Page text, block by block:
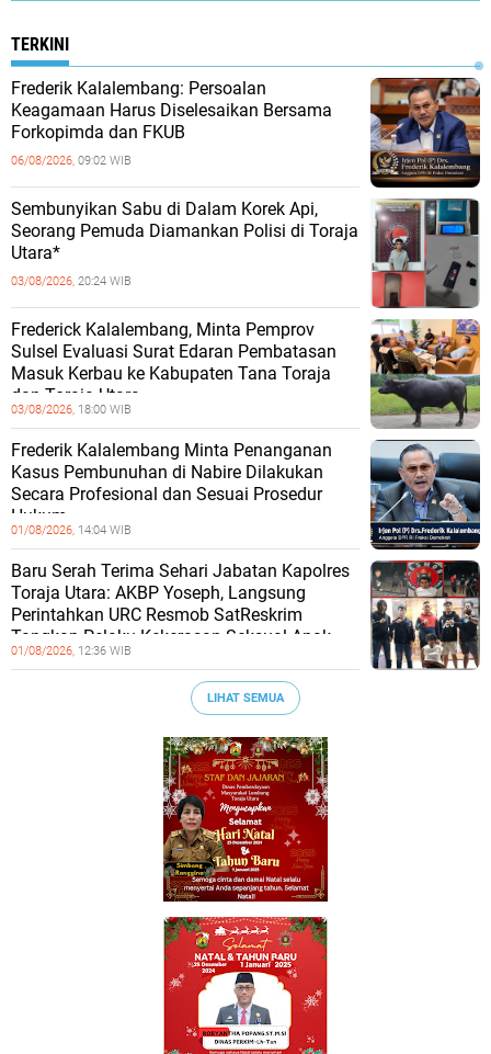
TERKINI
Frederik Kalalembang: Persoalan
Keagamaan Harus Diselesaikan Bersama
Forkopimda dan FKUB
06/08/2026, 09:02 WIB
Sembunyikan Sabu di Dalam Korek Api,
Seorang Pemuda Diamankan Polisi di Toraja
Utara*
03/08/2026, 20:24 WIB
Frederick Kalalembang, Minta Pemprov
Sulsel Evaluasi Surat Edaran Pembatasan
Masuk Kerbau ke Kabupaten Tana Toraja
dan Toraja Utara
03/08/2026, 18:00 WIB
Frederik Kalalembang Minta Penanganan
Kasus Pembunuhan di Nabire Dilakukan
Secara Profesional dan Sesuai Prosedur
Hukum
01/08/2026, 14:04 WIB
Baru Serah Terima Sehari Jabatan Kapolres
Toraja Utara: AKBP Yoseph, Langsung
Perintahkan URC Resmob SatReskrim
Tangkap Pelaku Kekerasan Seksual Anak
01/08/2026, 12:36 WIB
LIHAT SEMUA